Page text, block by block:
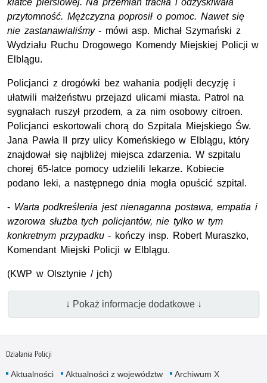
klatce piersiowej. Na przemian traciła i odzyskiwała
przytomność. Mężczyzna poprosił o pomoc. Nawet się
nie zastanawialiśmy- mówi asp. Michał Szymański z
Wydziału Ruchu Drogowego Komendy Miejskiej Policji w
Elblągu.
Policjanci z drogówki bez wahania podjęli decyzję i
ułatwili małżeństwu przejazd ulicami miasta. Patrol na
sygnałach ruszył przodem, a za nim osobowy citroen.
Policjanci eskortowali chorą do Szpitala Miejskiego Św.
Jana Pawła II przy ulicy Komeńskiego w Elblągu, który
znajdował się najbliżej miejsca zdarzenia. W szpitalu
chorej 65-latce pomocy udzielili lekarze. Kobiecie
podano leki, a następnego dnia mogła opuścić szpital.
- Warta podkreślenia jest nienaganna postawa, empatia i
wzorowa służba tych policjantów, nie tylko w tym
konkretnym przypadku- kończy insp. Robert Muraszko,
Komendant Miejski Policji w Elblągu.
(KWP w Olsztynie / jch)
↓ Pokaż informacje dodatkowe ↓
Działania Policji
Aktualności Aktualności z województw
Archiwum X